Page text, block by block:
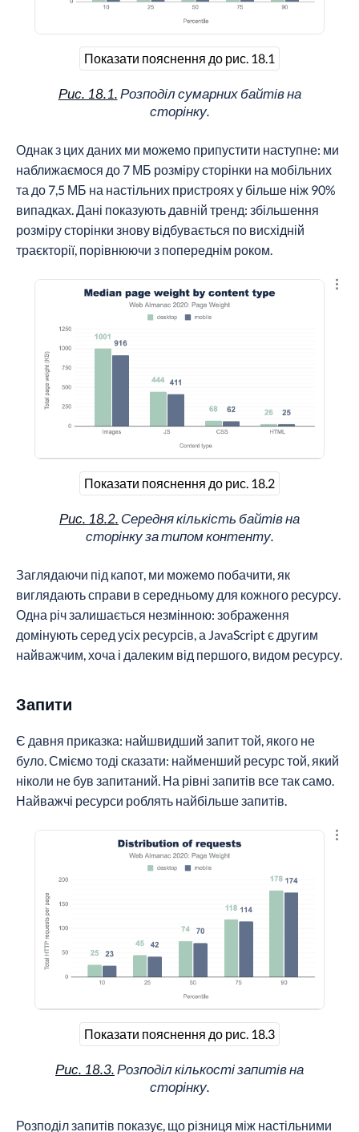
Показати пояснення до рис. 18.1
Рис. 18.1.Розподіл сумарних байтів на
сторінку.
Однак з цих даних ми можемо припустити наступне: ми
наближаємося до 7 МБ розміру сторінки на мобільних
та до 7,5 МБ на настільних пристроях у більше ніж 90%
випадках. Дані показують давній тренд: збільшення
розміру сторінки знову відбувається по висхідній
траєкторії, порівнюючи з попереднім роком.
Показати пояснення до рис. 18.2
Рис. 18.2. Середня кількість байтів на
сторінку за типом контенту.
Заглядаючи під капот, ми можемо побачити, як
виглядають справи в середньому для кожного ресурсу.
Одна річ залишається незмінною: зображення
домінують серед усіх ресурсів, а JavaScript є другим
найважчим, хоча і далеким від першого, видом ресурсу.
Запити
Є давня приказка: найшвидший запит той, якого не
було. Сміємо тоді сказати: найменший ресурс той, який
ніколи не був запитаний. На рівні запитів все так само.
Найважчі ресурси роблять найбільше запитів.
Показати пояснення до рис. 18.3
Рис. 18.3.Розподіл кількості запитів на
сторінку.
Розподіл запитів показує, що різниця між настільними